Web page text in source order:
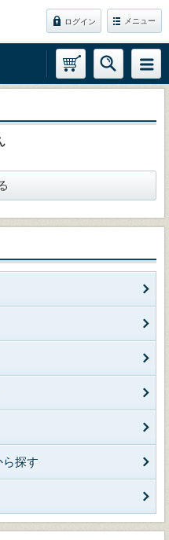
ログイン メニュー
探す